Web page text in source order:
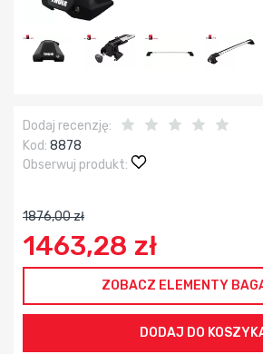
Dodaj recenzję:
Kod: 8878
Obserwuj produkt:
1876,00 zł
1463,28 zł
ZOBACZ ELEMENTY